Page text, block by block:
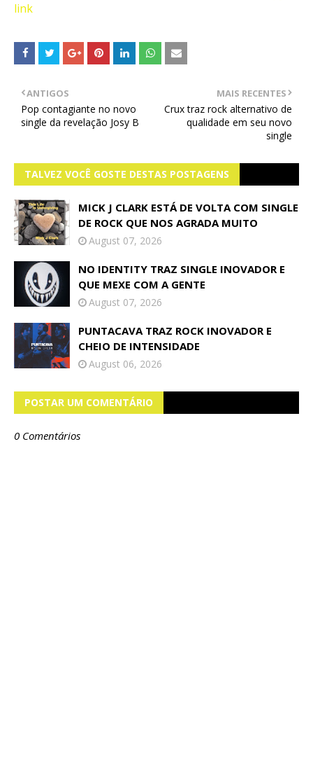
link
MAIS RECENTES
Crux traz rock alternativo de
qualidade em seu novo
single
ANTIGOS
Pop contagiante no novo
single da revelação Josy B
TALVEZ VOCÊ GOSTE DESTAS POSTAGENS
MICK J CLARK ESTÁ DE VOLTA COM SINGLE
DE ROCK QUE NOS AGRADA MUITO
August 07, 2026
NO IDENTITY TRAZ SINGLE INOVADOR E
QUE MEXE COM A GENTE
August 07, 2026
PUNTACAVA TRAZ ROCK INOVADOR E
CHEIO DE INTENSIDADE
August 06, 2026
POSTAR UM COMENTÁRIO
0 Comentários